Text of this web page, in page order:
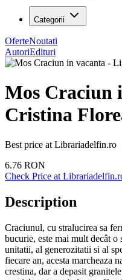
Categorii
OferteNoutati
AutoriEdituri
Mos Craciun
Cristina
Best price at Librariadelfin.ro
6.76 RON
Check Price at
Description
Craciunul, cu stralucirea sa
bucurie, este mai mult decât o
unitatii, al generozitatii si al
fiecare an, acesta marcheaza
crestina, dar a depasit